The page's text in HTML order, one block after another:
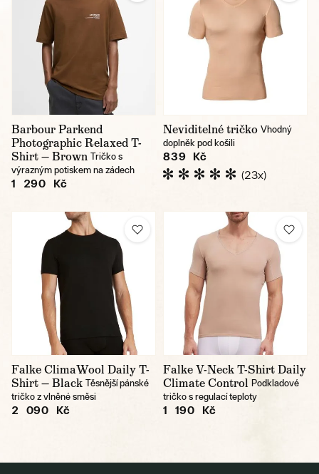
Barbour Parkend
Photographic Relaxed T-
Shirt — Brown Tričko s
výrazným potiskem na zádech
1 290 Kč
Neviditelné tričko Vhodný
doplněk pod košili
839 Kč
(23x)
Falke ClimaWool Daily T-
Shirt — Black Těsnější pánské
tričko z vlněné směsi
2 090 Kč
Falke V-Neck T-Shirt Daily
Climate Control Podkladové
tričko s regulací teploty
1 190 Kč